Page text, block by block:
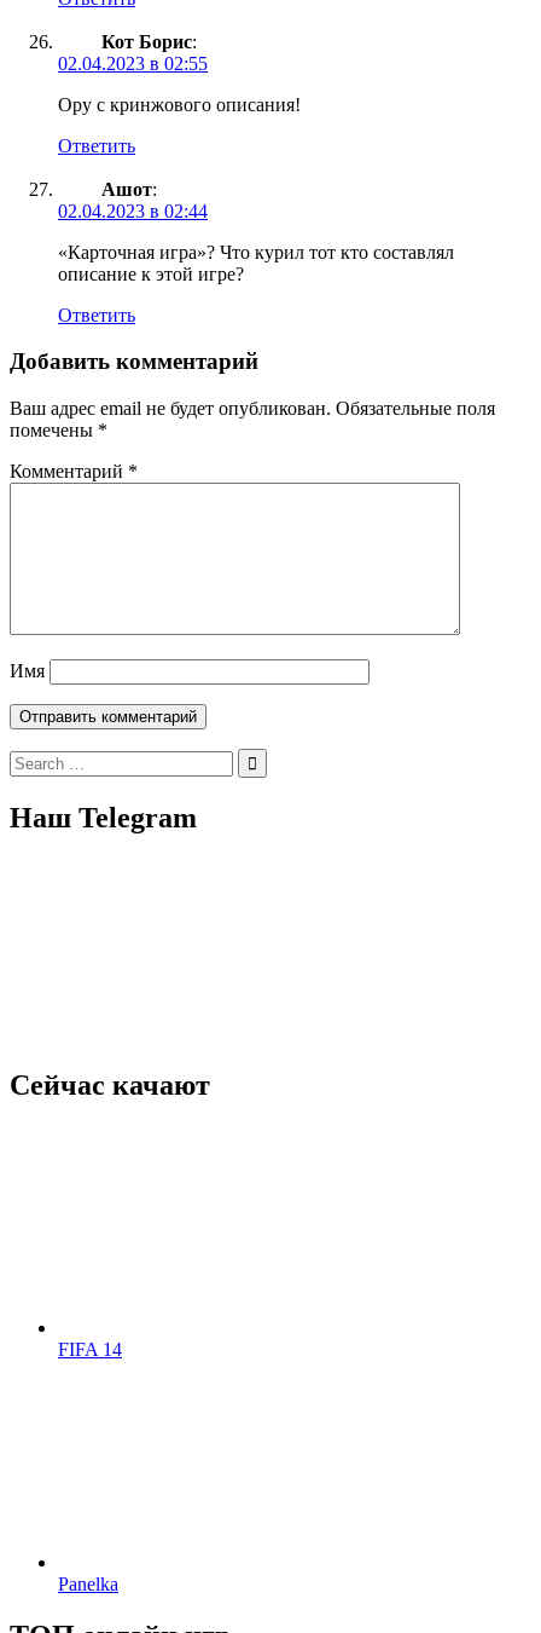
Кот Борис:
02.04.2023 в 02:55
Ору с кринжового описания!
Ответить
Ашот:
02.04.2023 в 02:44
«Карточная игра»? Что курил тот кто составлял
описание к этой игре?
Ответить
Добавить комментарий
Ваш адрес email не будет опубликован. Обязательные поля
помечены *
Комментарий *
Имя
Search
for:
Наш Telegram
Сейчас качают
FIFA 14
Panelka